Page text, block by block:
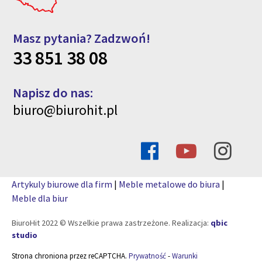
Masz pytania? Zadzwoń!
33 851 38 08
Napisz do nas:
biuro@biurohit.pl
Artykuly biurowe dla firm | Meble metalowe do biura |
Meble dla biur
BiuroHit 2022 © Wszelkie prawa zastrzeżone. Realizacja: qbic
studio
Strona chroniona przez reCAPTCHA. Prywatność-Warunki